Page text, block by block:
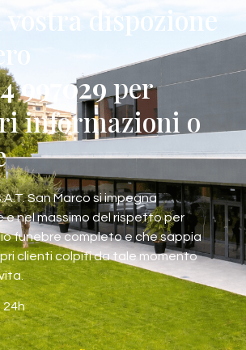
vostra dispozione
997029per
informazioni o
San Marco si impegna
nel massimo del rispetto per
funebre completo e che sappia
clienti colpiti da tale momento
24h